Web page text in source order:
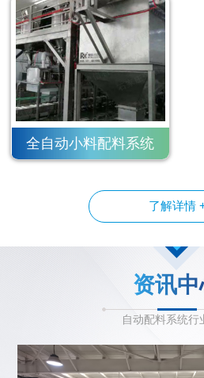
全自动小料配料系统
了解详情
资讯
自动配料系统行